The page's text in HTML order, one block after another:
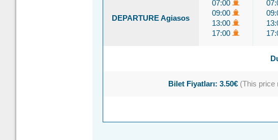
DEPARTURE Agiasos
07:00
09:00
13:00
17:00
Bilet Fiyatları: 3.50€ (This price